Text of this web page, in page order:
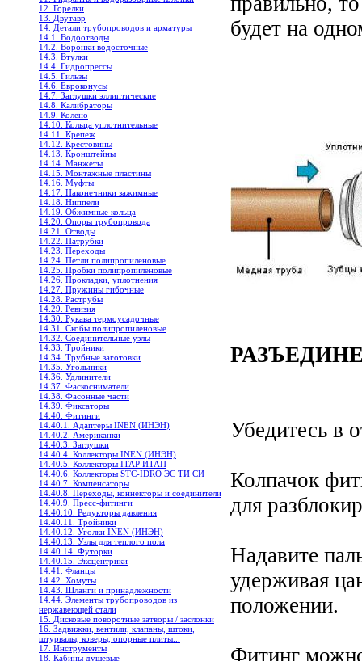
12. Горелки
13. Двутавр
14. Детали трубопроводов и арматуры
14.1. Водоотводы
14.2. Воронки водосточные
14.3. Втулки
14.4. Гидропрессы
14.5. Гильзы
14.6. Евроконусы
14.7. Заглушки эллиптические
14.8. Калибраторы
14.9. Колено
14.10. Кольца уплотнительные
14.11. Крепеж
14.12. Крестовины
14.13. Кронштейны
14.14. Манжеты
14.15. Монтажные пластины
14.16. Муфты
14.17. Наконечники зажимные
14.18. Ниппели
14.19. Обжимные кольца
14.20. Опоры трубопровода
14.21. Отводы
14.22. Патрубки
14.23. Переходы
14.24. Петли полипропиленовые
14.25. Пробки полипропиленовые
14.26. Прокладки, уплотнения
14.27. Пружины гибочные
14.28. Раструбы
14.29. Ревизия
14.30. Рукава термоусадочные
14.31. Скобы полипропиленовые
14.32. Соединительные узлы
14.33. Тройники
14.34. Трубные заготовки
14.35. Угольники
14.36. Удлинители
14.37. Фаскосниматели
14.38. Фасонные части
14.39. Фиксаторы
14.40. Фитинги
14.40.1. Адаптеры INEN (ИНЭН)
14.40.2. Американки
14.40.3. Заглушки
14.40.4. Коллекторы INEN (ИНЭН)
14.40.5. Коллекторы ITAP ИТАП
14.40.6. Коллекторы STC-IDRO ЭС ТИ СИ
14.40.7. Компенсаторы
14.40.8. Переходы, коннекторы и соединители
14.40.9. Пресс-фитинги
14.40.10. Редукторы давления
14.40.11. Тройники
14.40.12. Уголки INEN (ИНЭН)
14.40.13. Узлы для теплого пола
14.40.14. Футорки
14.40.15. Эксцентрики
14.41. Фланцы
14.42. Хомуты
14.43. Шланги и принадлежности
14.44. Элементы трубопроводов из
нержавеющей стали
15. Дисковые поворотные затворы / заслонки
16. Задвижки, вентили, клапаны, штоки,
штурвалы, коверы, опорные плиты...
17. Инструменты
18. Кабины душевые
будет на
Убедитесь в
Колпачок
для
Надавите
удерживая
положении.
Фитинг